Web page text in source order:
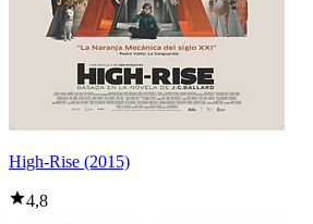
High-Rise (2015)
4,8